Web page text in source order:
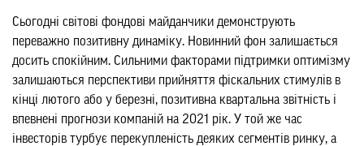
Сьогодні світові фондові майданчики демонструють
переважно позитивну динаміку. Новинний фон залишається
досить спокійним. Сильними факторами підтримки оптимізму
залишаються перспективи прийняття фіскальних стимулів в
кінці лютого або у березні, позитивна квартальна звітність і
впевнені прогнози компаній на 2021 рік. У той же час
інвесторів турбує перекупленість деяких сегментів ринку, а